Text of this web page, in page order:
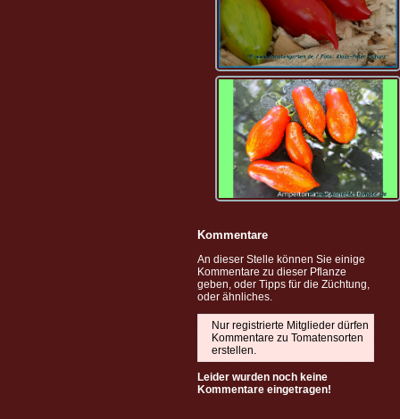
Kommentare
An dieser Stelle können Sie einige
Kommentare zu dieser Pflanze
geben, oder Tipps für die Züchtung,
oder ähnliches.
Nur registrierte Mitglieder dürfen
Kommentare zu Tomatensorten
erstellen.
Leider wurden noch keine
Kommentare eingetragen!